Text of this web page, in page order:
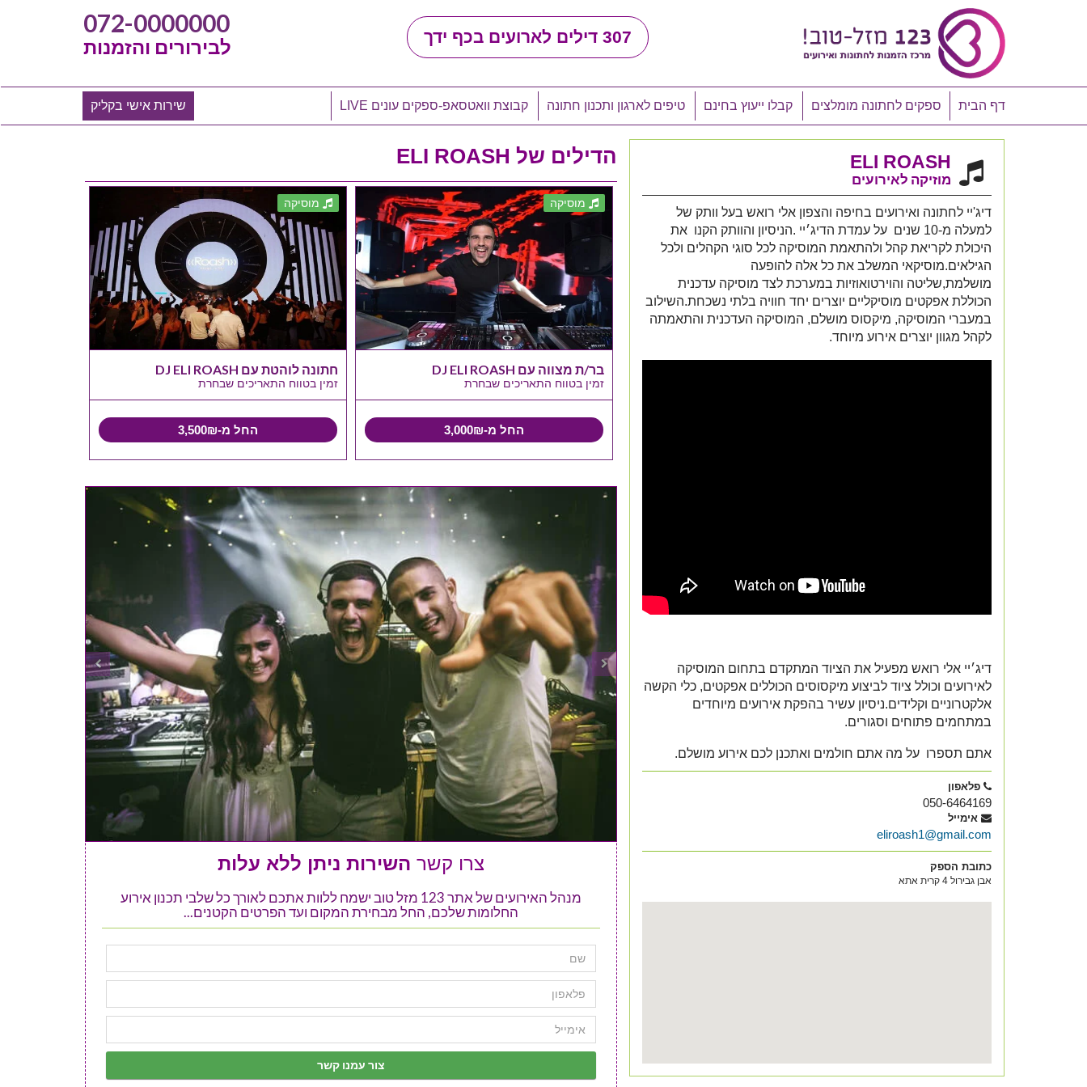
307 דילים לארועים בכף ידך 072-0000000
לבירורים והזמנות
דף הבית ספקים לחתונה מומלצים קבלו ייעוץ בחינם טיפים לארגון ותכנון חתונה קבוצת וואטסאפ-ספקים עונים LIVE שירות אישי בקליק
ELI ROASH
מוזיקה לאירועים
דיג'יי לחתונה ואירועים בחיפה והצפון אלי רואש בעל וותק של
למעלה מ-10 שנים על עמדת הדיג׳יי .הניסיון והוותק הקנו את
היכולת לקריאת קהל ולהתאמת המוסיקה לכל סוגי הקהלים ולכל
הגילאים.מוסיקאי המשלב את כל אלה להופעה
מושלמת,שליטה והוירטואוזיות במערכת לצד מוסיקה עדכנית
הכוללת אפקטים מוסיקליים יוצרים יחד חוויה בלתי נשכחת.השילוב
במעברי המוסיקה, מיקסוס מושלם, המוסיקה העדכנית והתאמתה
לקהל מגוון יוצרים אירוע מיוחד.
דיג׳יי אלי רואש מפעיל את הציוד המתקדם בתחום המוסיקה
לאירועים וכולל ציוד לביצוע מיקסוסים הכוללים אפקטים, כלי הקשה
אלקטרוניים וקלידים.ניסיון עשיר בהפקת אירועים מיוחדים
במתחמים פתוחים וסגורים.
אתם תספרו על מה אתם חולמים ואתכנן לכם אירוע מושלם.
פלאפון
050-6464169
אימייל
eliroash1@gmail.com
כתובת הספק
אבן גבירול 4 קרית אתא
הדילים של ELI ROASH
מוסיקה
בר/ת מצווה עם DJ ELI ROASH
זמין בטווח התאריכים שבחרת
החל מ-3,000₪
מוסיקה
חתונה לוהטת עם DJ ELI ROASH
זמין בטווח התאריכים שבחרת
החל מ-3,500₪
צרו קשר השירות ניתן ללא עלות
מנהל האירועים של אתר 123 מזל טוב ישמח ללוות אתכם לאורך כל שלבי תכנון אירוע
החלומות שלכם, החל מבחירת המקום ועד הפרטים הקטנים...